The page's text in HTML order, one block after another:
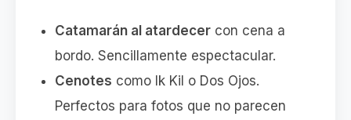
Catamarán al atardecer con cena a
bordo. Sencillamente espectacular.
Cenotes como Ik Kil o Dos Ojos.
Perfectos para fotos que no parecen